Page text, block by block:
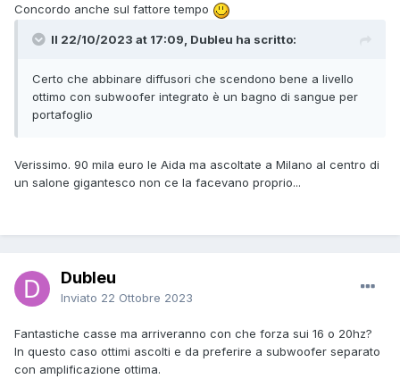
Concordo anche sul fattore tempo
Il 22/10/2023 at 17:09, Dubleu ha scritto:
Certo che abbinare diffusori che scendono bene a livello
ottimo con subwoofer integrato è un bagno di sangue per
portafoglio
Verissimo. 90 mila euro le Aida ma ascoltate a Milano al centro di
un salone gigantesco non ce la facevano proprio...
Dubleu
Inviato 22 Ottobre 2023
Fantastiche casse ma arriveranno con che forza sui 16 o 20hz?
In questo caso ottimi ascolti e da preferire a subwoofer separato
con amplificazione ottima.